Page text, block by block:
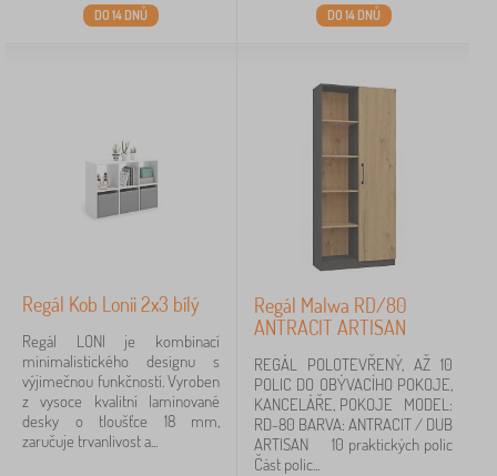
DO 14 DNŮ DO 14 DNŮ
Regál Kob Lonii 2x3 bílý
Regál LONI je kombinací
minimalistického designu s
výjimečnou funkčností. Vyroben
z vysoce kvalitní laminované
desky o tloušťce 18 mm,
zaručuje trvanlivost a...
Regál Malwa RD/80
ANTRACIT ARTISAN
REGÁL POLOTEVŘENÝ, AŽ 10
POLIC DO OBÝVACÍHO POKOJE,
KANCELÁŘE, POKOJE MODEL:
RD-80 BARVA: ANTRACIT / DUB
ARTISAN 10 praktických polic
Část polic...